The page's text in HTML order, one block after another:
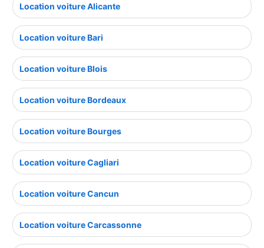
Location voiture Alicante
Location voiture Bari
Location voiture Blois
Location voiture Bordeaux
Location voiture Bourges
Location voiture Cagliari
Location voiture Cancun
Location voiture Carcassonne